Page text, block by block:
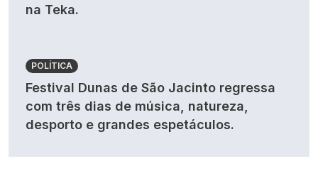
na Teka.
POLÍTICA
Festival Dunas de São Jacinto regressa
com três dias de música, natureza,
desporto e grandes espetáculos.